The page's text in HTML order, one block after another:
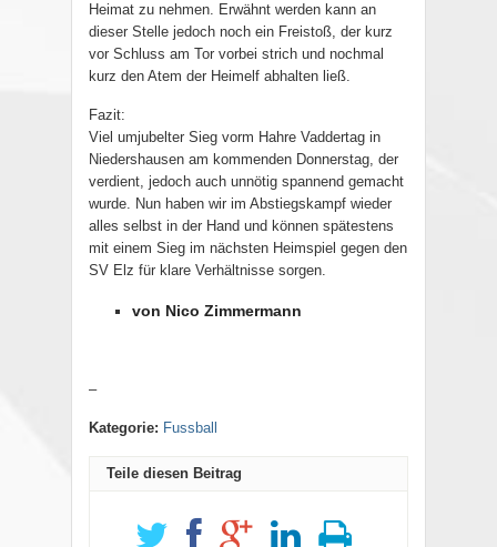
Heimat zu nehmen. Erwähnt werden kann an
dieser Stelle jedoch noch ein Freistoß, der kurz
vor Schluss am Tor vorbei strich und nochmal
kurz den Atem der Heimelf abhalten ließ.
Fazit:
Viel umjubelter Sieg vorm Hahre Vaddertag in
Niedershausen am kommenden Donnerstag, der
verdient, jedoch auch unnötig spannend gemacht
wurde. Nun haben wir im Abstiegskampf wieder
alles selbst in der Hand und können spätestens
mit einem Sieg im nächsten Heimspiel gegen den
SV Elz für klare Verhältnisse sorgen.
von Nico Zimmermann
–
Kategorie: Fussball
Teile diesen Beitrag